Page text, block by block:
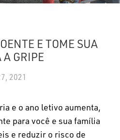
E TOME SUA
GRIPE
2021
e o ano letivo aumenta,
para você e sua família
​​e reduzir o risco de